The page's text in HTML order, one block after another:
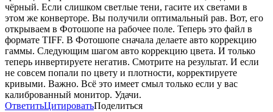
чёрный. Если слишком светлые тени, гасите их светами в
этом же конверторе. Вы получили оптимальный рав. Вот, его
открываем в Фотошопе на рабочее поле. Теперь это файл в
формате TIFF. В Фотошопе сначала делаете авто коррекцию
гаммы. Следующим шагом авто коррекцию цвета. И только
теперь инвертируете негатив. Смотрите на результат. И если
не совсем попали по цвету и плотности, корректируете
кривыми. Важно. Всё это имеет смыл только если у вас
калиброванный монитор. Удачи.
ОтветитьЦитироватьПоделиться